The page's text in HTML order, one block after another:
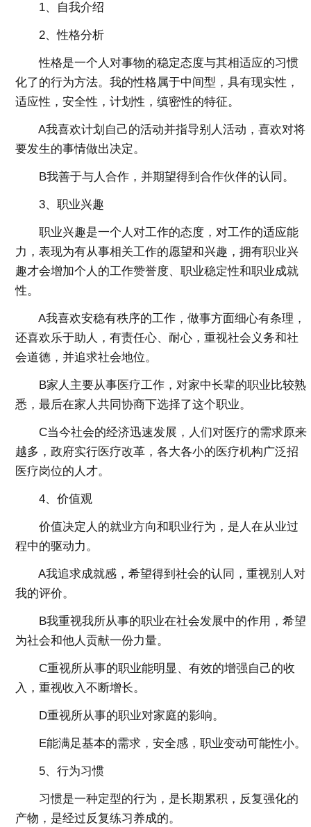
1、自我介绍
2、性格分析
性格是一个人对事物的稳定态度与其相适应的习惯
化了的行为方法。我的性格属于中间型，具有现实性，
适应性，安全性，计划性，缜密性的特征。
A我喜欢计划自己的活动并指导别人活动，喜欢对将
要发生的事情做出决定。
B我善于与人合作，并期望得到合作伙伴的认同。
3、职业兴趣
职业兴趣是一个人对工作的态度，对工作的适应能
力，表现为有从事相关工作的愿望和兴趣，拥有职业兴
趣才会增加个人的工作赞誉度、职业稳定性和职业成就
性。
A我喜欢安稳有秩序的工作，做事方面细心有条理，
还喜欢乐于助人，有责任心、耐心，重视社会义务和社
会道德，并追求社会地位。
B家人主要从事医疗工作，对家中长辈的职业比较熟
悉，最后在家人共同协商下选择了这个职业。
C当今社会的经济迅速发展，人们对医疗的需求原来
越多，政府实行医疗改革，各大各小的医疗机构广泛招
医疗岗位的人才。
4、价值观
价值决定人的就业方向和职业行为，是人在从业过
程中的驱动力。
A我追求成就感，希望得到社会的认同，重视别人对
我的评价。
B我重视我所从事的职业在社会发展中的作用，希望
为社会和他人贡献一份力量。
C重视所从事的职业能明显、有效的增强自己的收
入，重视收入不断增长。
D重视所从事的职业对家庭的影响。
E能满足基本的需求，安全感，职业变动可能性小。
5、行为习惯
习惯是一种定型的行为，是长期累积，反复强化的
产物，是经过反复练习养成的。